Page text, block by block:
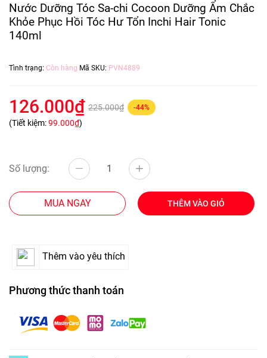
Nước Dưỡng Tóc Sa-chi Cocoon Dưỡng Ẩm Chắc
Khỏe Phục Hồi Tóc Hư Tổn Inchi Hair Tonic
140ml
Tình trạng: Còn hàng Mã SKU: PVN4889
126.000₫ 225.000₫ -44%
(Tiết kiệm:99.000₫)
Số lượng:
MUA NGAY THÊM VÀO GIỎ
Thêm vào yêu thích
Phương thức thanh toán